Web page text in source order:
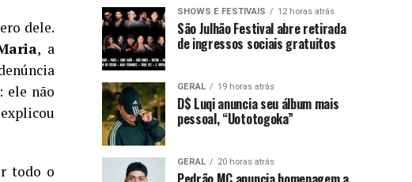
dele.
, a
ele não
todo o
SHOWS E FESTIVAIS 12 horas atrás
São Julhão Festival abre retirada
de ingressos sociais gratuitos
GERAL 19 horas atrás
D$ Luqi anuncia seu álbum mais
pessoal, “Uototogoka”
GERAL 20 horas atrás